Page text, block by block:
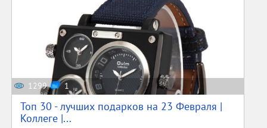
1299 1
Топ 30 - лучших подарков на 23 Февраля |
Коллеге |...